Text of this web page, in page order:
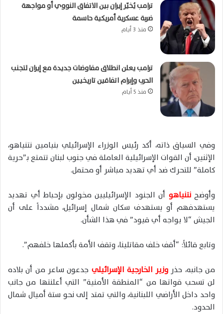
ترامب يُخيّر إيران بين الاتفاق النووي أو مواجهة
ضربة عسكرية أمريكية حاسمة
منذ 3 أيام
ترامب يعلن انطلاق مفاوضات جديدة مع إيران لتجنب
الحرب وإبرام اتفاقين تاريخيين
منذ 5 أيام
وفي السياق ذاته، أكد رئيس الوزراء الإسرائيلي بنيامين نتنياهو،
الإثنين، أن القوات الإسرائيلية العاملة في جنوب لبنان تتمتع بـ”حرية
كاملة” للتحرك ضد أي تهديد مباشر أو محتمل.
وأوضحنتنياهو أن الجنود الإسرائيليين مخولون بإحباط أي تهديد
يستهدفهم أو يستهدف سكان شمال إسرائيل، مشدداً على أن
الجيش “لا يواجه أي قيود” في هذا الشأن.
وتابع قائلاً: “أقف خلف مقاتلينا، وتقف الأمة بأكملها خلفهم”.
من جانبه، حذر وزير الخارجية الإسرائيلي جدعون ساعر من أن بلاده
لن تسحب قواتها من “المنطقة الأمنية” التي أعلنتها من جانب
واحد داخل الأراضي اللبنانية، والتي تمتد إلى نحو ستة أميال شمال
الحدود.